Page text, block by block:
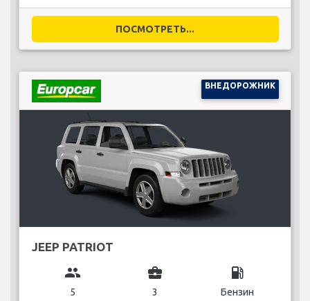
ПОСМОТРЕТЬ...
ВНЕДОРОЖНИК
JEEP PATRIOT
group
5
business_center
3
local_gas_station
Бензин